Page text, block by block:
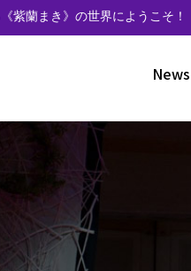
《紫蘭まき》の世界にようこそ！
News